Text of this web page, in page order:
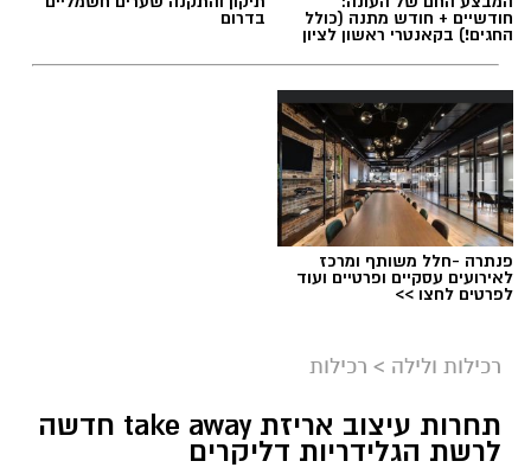
חודשיים + חודש מתנה (כולל
החגים!) בקאנטרי ראשון לציון
בדרום
פנתרה -חלל משותף ומרכז
לאירועים עסקיים ופרטיים ועוד
לפרטים לחצו >>
רכילות ולילה > רכילות
תחרות עיצוב אריזת take away חדשה
לרשת הגלידריות דליקרים